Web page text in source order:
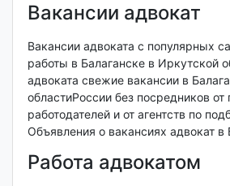
Вакансии адвокат
Вакансии адвоката с популярных
работы в Балаганске в Иркутской
адвоката свежие вакансии в
областиРоссии без посредников
работодателей и от агентств по
Объявления о вакансиях адвокат в
Работа адвокатом